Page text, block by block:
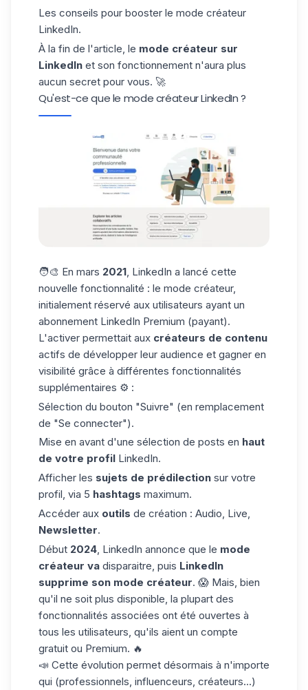
Les conseils pour booster le mode créateur
LinkedIn.
À la fin de l'article, le mode créateur sur
LinkedIn et son fonctionnement n'aura plus
aucun secret pour vous. 🚀
Qu'est-ce que le mode créateur LinkedIn ?
🧑‍🎨 En mars 2021 , LinkedIn a lancé cette
nouvelle fonctionnalité : le mode créateur,
initialement réservé aux utilisateurs ayant un
abonnement LinkedIn Premium (payant).
L'activer permettait aux créateurs de contenu
actifs de développer leur audience et gagner en
visibilité grâce à différentes fonctionnalités
supplémentaires ⚙️ :
Sélection du bouton "Suivre" (en remplacement
de "Se connecter").
Mise en avant d'une sélection de posts en haut
de votre profil LinkedIn.
Afficher les sujets de prédilection sur votre
profil, via 5 hashtags maximum.
Accéder aux outils de création : Audio, Live,
Newsletter.
Début 2024 LinkedIn annonce que le mode
créateur va disparaitre, puis LinkedIn
supprime son mode créateur. 😱 Mais, bien
qu'il ne soit plus disponible, la plupart des
fonctionnalités associées ont été ouvertes à
tous les utilisateurs, qu'ils aient un compte
gratuit ou Premium. 🔥
📣 Cette évolution permet désormais à n'importe
qui (professionnels, influenceurs, créateurs...)